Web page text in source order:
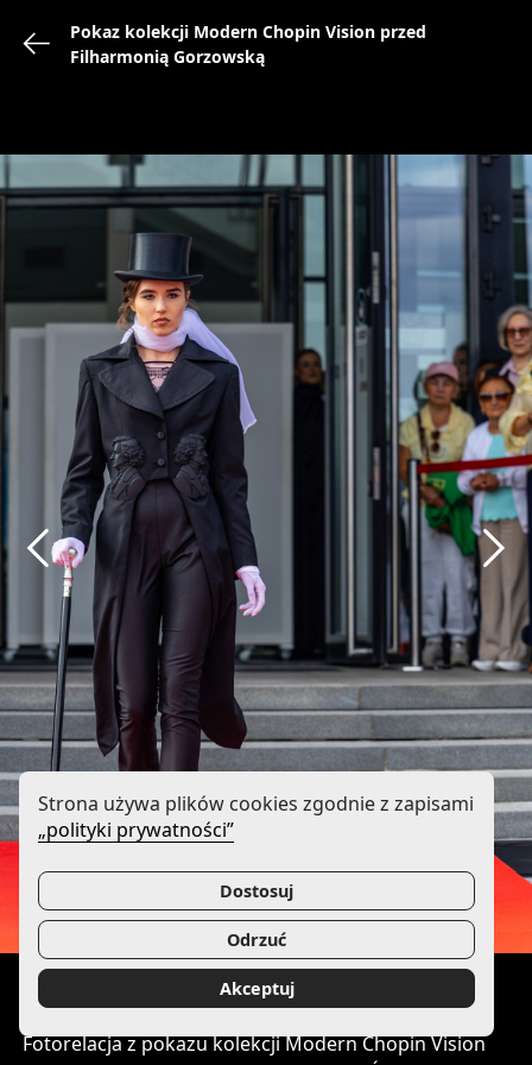
powrót do:
Pokaz kolekcji Modern Chopin Vision przed
Filharmonią Gorzowską
Fotorelacja z pokazu kolekcji Modern Chopin Vision
Strona używa plików cookies zgodnie z zapisami
„polityki prywatności”
Dostosuj
Odrzuć
Akceptuj